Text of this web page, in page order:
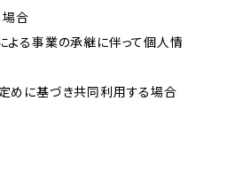
場合
よる事業の承継に伴って個人情
定めに基づき共同利用する場合